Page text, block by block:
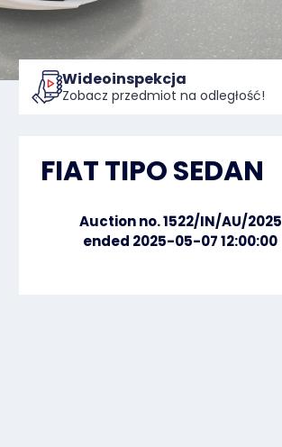
Wideoinspekcja
Zobacz przedmiot na odległość!
FIAT TIPO SEDAN
Auction no. 1522/IN/AU/2025
ended 2025-05-07 12:00:00